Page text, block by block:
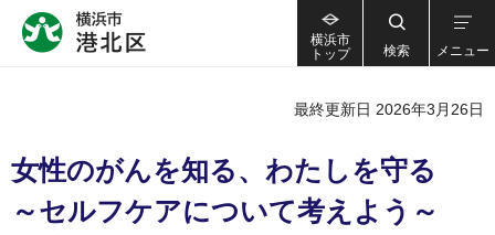
横浜市
トップ
検索 メニュー
最終更新日 2026年3月26日
女性のがんを知る、わたしを守る
～セルフケアについて考えよう～